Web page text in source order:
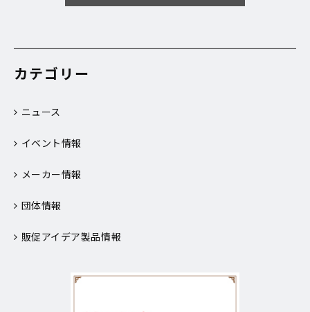
カテゴリー
ニュース
イベント情報
メーカー情報
団体情報
販促アイデア製品情報